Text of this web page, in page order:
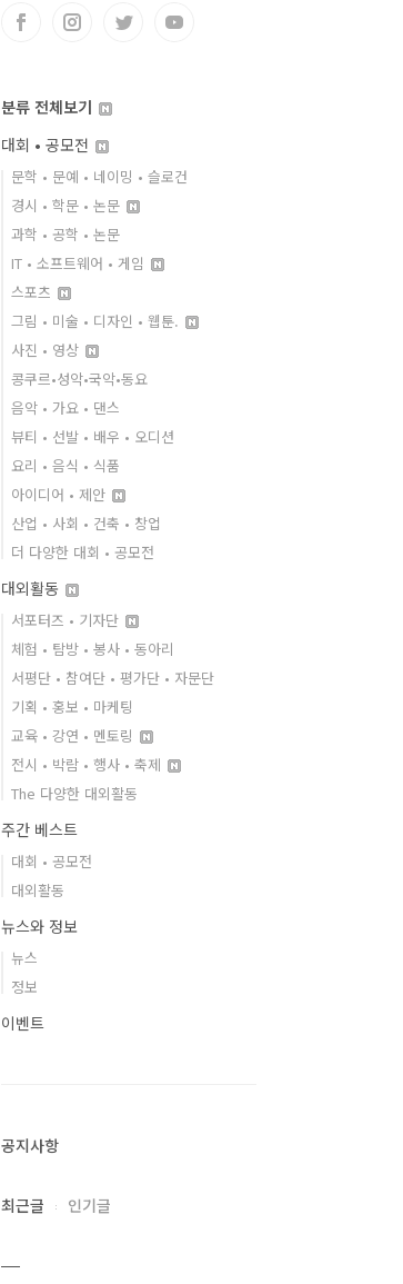
분류 전체보기
대회 • 공모전
문학 • 문예 • 네이밍 • 슬로건
경시 • 학문 • 논문
과학 • 공학 • 논문
IT • 소프트웨어 • 게임
스포츠
그림 • 미술 • 디자인 • 웹툰.
사진 • 영상
콩쿠르•성악•국악•동요
음악 • 가요 • 댄스
뷰티 • 선발 • 배우 • 오디션
요리 • 음식 • 식품
아이디어 • 제안
산업 • 사회 • 건축 • 창업
더 다양한 대회 • 공모전
대외활동
서포터즈 • 기자단
체험 • 탐방 • 봉사 • 동아리
서평단 • 참여단 • 평가단 • 자문단
기획 • 홍보 • 마케팅
교육 • 강연 • 멘토링
전시 • 박람 • 행사 • 축제
The 다양한 대외활동
주간 베스트
대회 • 공모전
대외활동
뉴스와 정보
뉴스
정보
이벤트
공지사항
최근글 인기글